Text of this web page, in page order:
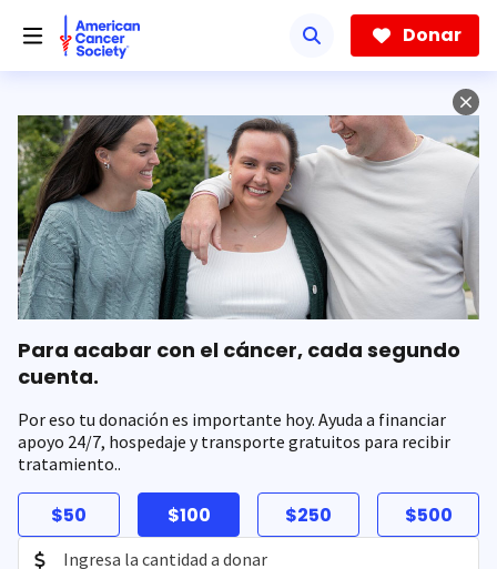
hacia
contenido
Donar
Para acabar con el cáncer, cada segundo
cuenta.
Por eso tu donación es importante hoy. Ayuda a financiar
apoyo 24/7, hospedaje y transporte gratuitos para recibir
tratamiento..
$50 $100 $250 $500